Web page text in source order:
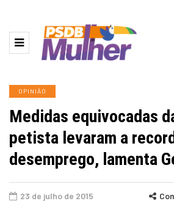
OPINIÃO
Medidas equivocadas
petista levaram a
desemprego, lamenta
23 de julho de 2015